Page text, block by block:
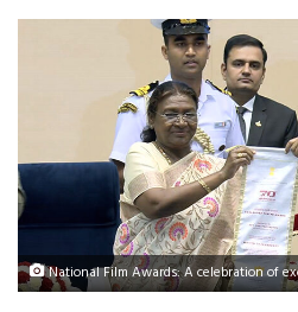
National Film Awards: A celebration of